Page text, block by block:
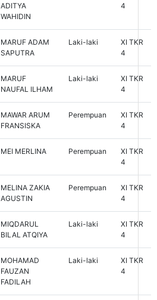
ADITYA
WAHIDIN
4
MARUF ADAM
SAPUTRA
Laki-laki
XI TKR
4
MARUF
NAUFAL ILHAM
Laki-laki
XI TKR
4
MAWAR ARUM
FRANSISKA
Perempuan
XI TKR
4
MEI MERLINA Perempuan
XI TKR
4
MELINA ZAKIA
AGUSTIN
Perempuan
XI TKR
4
MIQDARUL
BILAL ATQIYA
Laki-laki
XI TKR
4
MOHAMAD
FAUZAN
FADILAH
Laki-laki
XI TKR
4